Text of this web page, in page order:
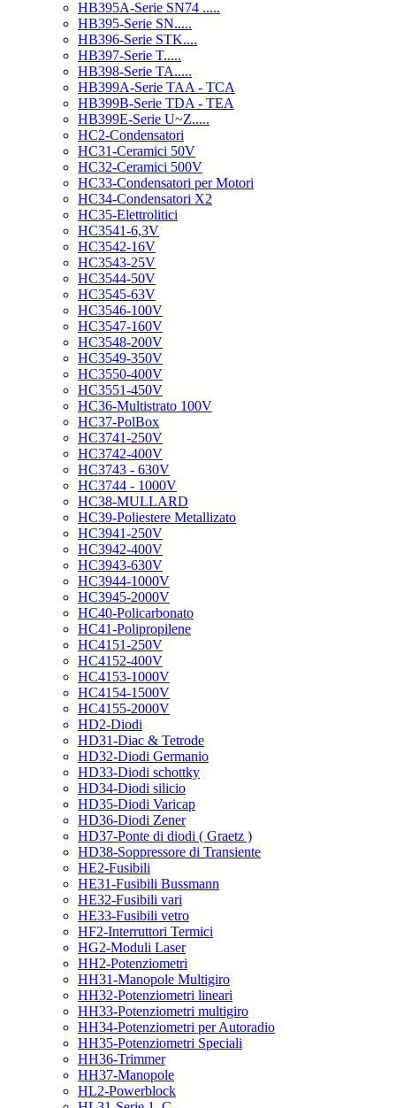
HB395A-Serie SN74 .....
HB395-Serie SN.....
HB396-Serie STK....
HB397-Serie T.....
HB398-Serie TA.....
HB399A-Serie TAA - TCA
HB399B-Serie TDA - TEA
HB399E-Serie U~Z.....
HC2-Condensatori
HC31-Ceramici 50V
HC32-Ceramici 500V
HC33-Condensatori per Motori
HC34-Condensatori X2
HC35-Elettrolitici
HC3541-6,3V
HC3542-16V
HC3543-25V
HC3544-50V
HC3545-63V
HC3546-100V
HC3547-160V
HC3548-200V
HC3549-350V
HC3550-400V
HC3551-450V
HC36-Multistrato 100V
HC37-PolBox
HC3741-250V
HC3742-400V
HC3743 - 630V
HC3744 - 1000V
HC38-MULLARD
HC39-Poliestere Metallizato
HC3941-250V
HC3942-400V
HC3943-630V
HC3944-1000V
HC3945-2000V
HC40-Policarbonato
HC41-Polipropilene
HC4151-250V
HC4152-400V
HC4153-1000V
HC4154-1500V
HC4155-2000V
HD2-Diodi
HD31-Diac & Tetrode
HD32-Diodi Germanio
HD33-Diodi schottky
HD34-Diodi silicio
HD35-Diodi Varicap
HD36-Diodi Zener
HD37-Ponte di diodi ( Graetz )
HD38-Soppressore di Transiente
HE2-Fusibili
HE31-Fusibili Bussmann
HE32-Fusibili vari
HE33-Fusibili vetro
HF2-Interruttori Termici
HG2-Moduli Laser
HH2-Potenziometri
HH31-Manopole Multigiro
HH32-Potenziometri lineari
HH33-Potenziometri multigiro
HH34-Potenziometri per Autoradio
HH35-Potenziometri Speciali
HH36-Trimmer
HH37-Manopole
HL2-Powerblock